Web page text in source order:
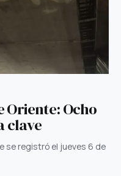
Oriente: Ocho
clave
se registró el jueves 6 de